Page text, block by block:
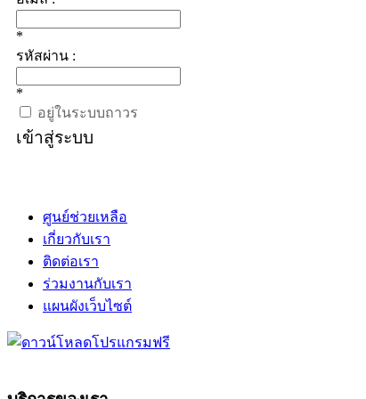
*
รหัสผ่าน :
*
อยู่ในระบบถาวร
เข้าสู่ระบบ
ศูนย์ช่วยเหลือ
เกี่ยวกับเรา
ติดต่อเรา
ร่วมงานกับเรา
แผนผังเว็บไซต์